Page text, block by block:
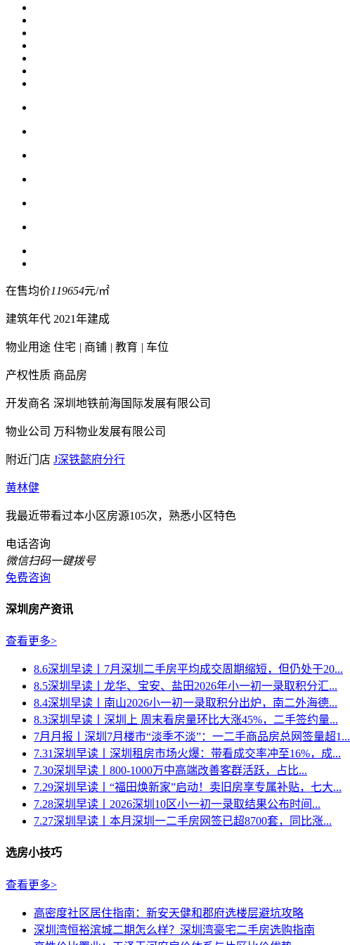
在售均价119654元/㎡
建筑年代 2021年建成
物业用途 住宅 | 商铺 | 教育 | 车位
产权性质 商品房
开发商名 深圳地铁前海国际发展有限公司
物业公司 万科物业发展有限公司
附近门店 J深铁懿府分行
黄林健
我最近带看过本小区房源105次，熟悉小区特色
电话咨询
微信扫码一键拨号
免费咨询
深圳房产资讯
查看更多>
8.6深圳早读丨7月深圳二手房平均成交周期缩短，但仍处于20...
8.5深圳早读丨龙华、宝安、盐田2026年小一初一录取积分汇...
8.4深圳早读丨南山2026小一初一录取积分出炉，南二外海德...
8.3深圳早读丨深圳上 周末看房量环比大涨45%，二手签约量...
7月月报丨深圳7月楼市“淡季不淡”：一二手商品房总网签量超1...
7.31深圳早读丨深圳租房市场火爆：带看成交率冲至16%，成...
7.30深圳早读丨800-1000万中高端改善客群活跃，占比...
7.29深圳早读丨“福田焕新家”启动！卖旧房享专属补贴，七大...
7.28深圳早读丨2026深圳10区小一初一录取结果公布时间...
7.27深圳早读丨本月深圳一二手房网签已超8700套，同比涨...
选房小技巧
查看更多>
高密度社区居住指南：新安天健和郡府选楼层避坑攻略
深圳湾恒裕滨城二期怎么样？深圳湾豪宅二手房选购指南